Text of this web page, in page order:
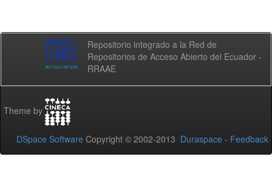
Repositorio integrado a la Red de
Repositorios de Acceso Abierto del Ecuador -
RRAAE
Theme by
DSpace Software Copyright © 2002-2013 Duraspace - Feedback